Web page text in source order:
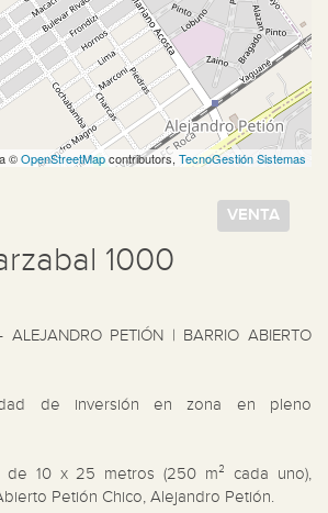
©OpenStreetMapcontributors, TecnoGestión Sistemas
VENTA
1000
PETIÓN | BARRIO ABIERTO
de inversión en zona en pleno
10 x 25 metros (250 m² cada uno),
Petión Chico, Alejandro Petión.